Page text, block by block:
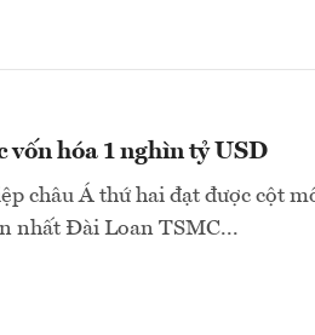
vốn hóa 1 nghìn tỷ USD
châu Á thứ hai đạt được cột
nhất Đài Loan TSMC...